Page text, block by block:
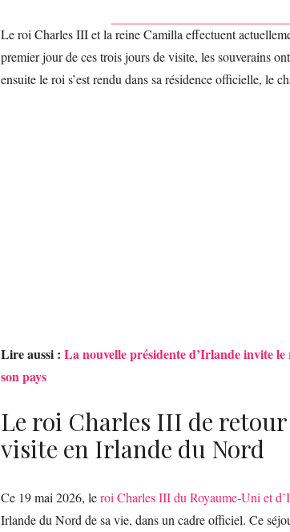
Le roi Charles III et la reine Camilla effectuent
premier jour de ces trois jours de visite, les souverains
ensuite le roi s’est rendu dans sa résidence officielle, le
Lire aussi : La nouvelle présidente d’Irlande invite
son pays
Le roi Charles III de retour
visite en Irlande du Nord
Ce 19 mai 2026, leroi Charles III du Royaume-Uni et
Irlande du Nord de sa vie, dans un cadre officiel. Ce